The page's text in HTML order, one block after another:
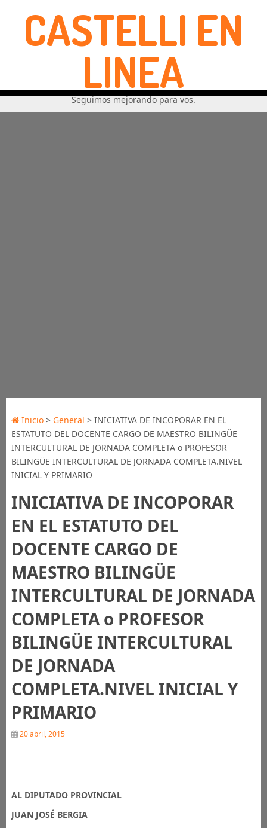
CASTELLI EN
LINEA
Seguimos mejorando para vos.
Inicio> General > INICIATIVA DE INCOPORAR EN EL
ESTATUTO DEL DOCENTE CARGO DE MAESTRO BILINGÜE
INTERCULTURAL DE JORNADA COMPLETA o PROFESOR
BILINGÜE INTERCULTURAL DE JORNADA COMPLETA.NIVEL
INICIAL Y PRIMARIO
INICIATIVA DE INCOPORAR
EN EL ESTATUTO DEL
DOCENTE CARGO DE
MAESTRO BILINGÜE
INTERCULTURAL DE JORNADA
COMPLETA o PROFESOR
BILINGÜE INTERCULTURAL
DE JORNADA
COMPLETA.NIVEL INICIAL Y
PRIMARIO
20 abril, 2015
AL DIPUTADO PROVINCIAL
JUAN JOSÉ BERGIA